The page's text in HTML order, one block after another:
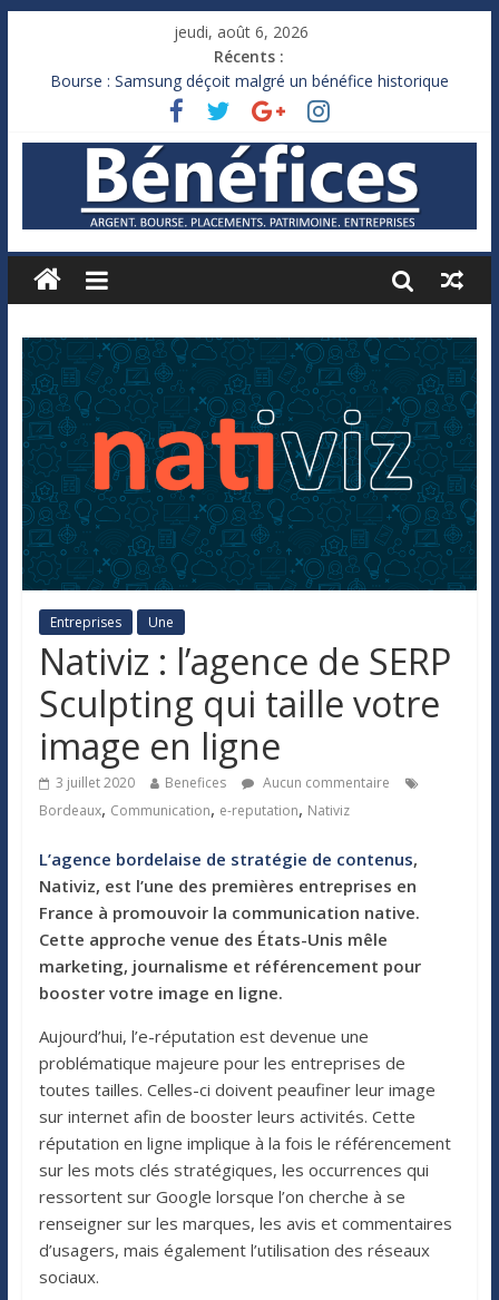
jeudi, août 6, 2026
Récents :
Bourse : Samsung déçoit malgré un bénéfice historique
Royaume-Uni : Andy Burnham recule sur l’impôt
Xavier Niel, le milliardaire qui ne touche presque rien
Ruée des fortunes russes vers l’étranger
France : le logement mis à l’épreuve par la chaleur
Entreprises Une
Nativiz : l’agence de SERP
Sculpting qui taille votre
image en ligne
3 juillet 2020 Benefices
Aucun commentaire
Bordeaux, Communication, e-reputation, Nativiz
L’agence bordelaise de stratégie de contenus,
Nativiz, est l’une des premières entreprises en
France à promouvoir la communication native.
Cette approche venue des États-Unis mêle
marketing, journalisme et référencement pour
booster votre image en ligne.
Aujourd’hui, l’e-réputation est devenue une
problématique majeure pour les entreprises de
toutes tailles. Celles-ci doivent peaufiner leur image
sur internet afin de booster leurs activités. Cette
réputation en ligne implique à la fois le référencement
sur les mots clés stratégiques, les occurrences qui
ressortent sur Google lorsque l’on cherche à se
renseigner sur les marques, les avis et commentaires
d’usagers, mais également l’utilisation des réseaux
sociaux.